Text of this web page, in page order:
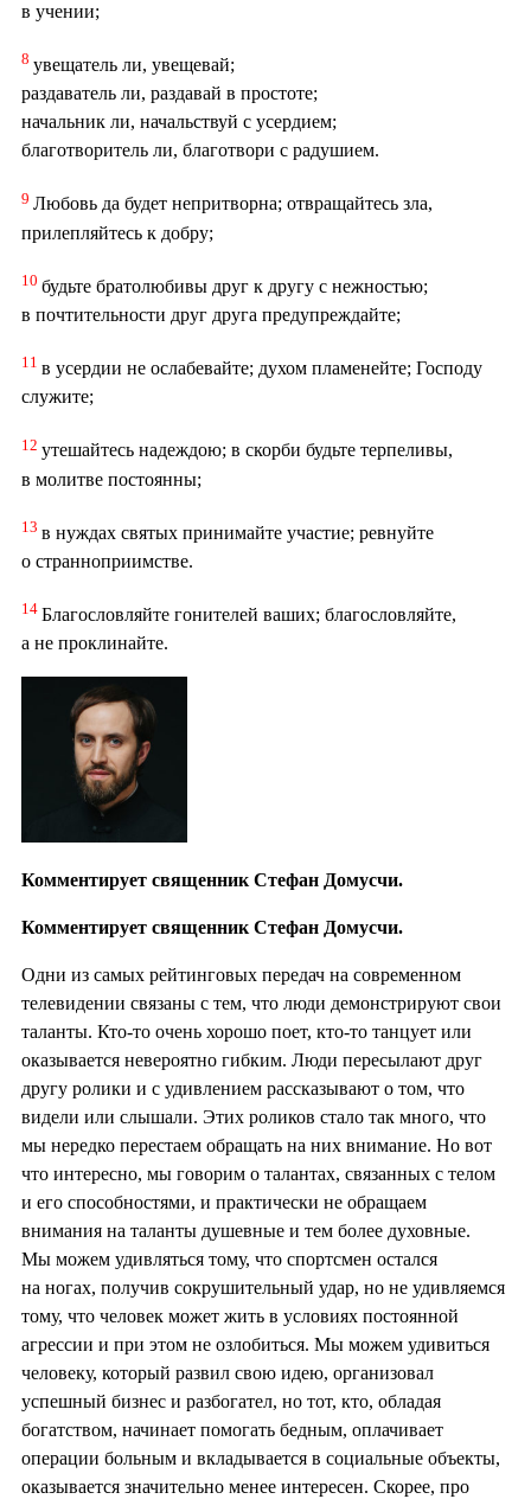
в учении;
8 увещатель ли, увещевай;
раздаватель ли, раздавай в простоте;
начальник ли, начальствуй с усердием;
благотворитель ли, благотвори с радушием.
9 Любовь да будет непритворна; отвращайтесь зла,
прилепляйтесь к добру;
10 будьте братолюбивы друг к другу с нежностью;
в почтительности друг друга предупреждайте;
11 в усердии не ослабевайте; духом пламенейте; Господу
служите;
12 утешайтесь надеждою; в скорби будьте терпеливы,
в молитве постоянны;
13 в нуждах святых принимайте участие; ревнуйте
о странноприимстве.
14 Благословляйте гонителей ваших; благословляйте,
а не проклинайте.
Комментирует священник Стефан Домусчи.
Комментирует священник Стефан Домусчи.
Одни из самых рейтинговых передач на современном
телевидении связаны с тем, что люди демонстрируют свои
таланты. Кто-то очень хорошо поет, кто-то танцует или
оказывается невероятно гибким. Люди пересылают друг
другу ролики и с удивлением рассказывают о том, что
видели или слышали. Этих роликов стало так много, что
мы нередко перестаем обращать на них внимание. Но вот
что интересно, мы говорим о талантах, связанных с телом
и его способностями, и практически не обращаем
внимания на таланты душевные и тем более духовные.
Мы можем удивляться тому, что спортсмен остался
на ногах, получив сокрушительный удар, но не удивляемся
тому, что человек может жить в условиях постоянной
агрессии и при этом не озлобиться. Мы можем удивиться
человеку, который развил свою идею, организовал
успешный бизнес и разбогател, но тот, кто, обладая
богатством, начинает помогать бедным, оплачивает
операции больным и вкладывается в социальные объекты,
оказывается значительно менее интересен. Скорее, про